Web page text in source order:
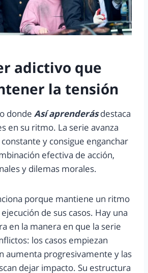
adictivo que
la tensión
donde Así aprenderás destaca
en su ritmo. La serie avanza
y consigue enganchar
efectiva de acción,
y dilemas morales.
porque mantiene un ritmo
de sus casos. Hay una
en la manera en que la serie
los casos empiezan
aumenta progresivamente y las
dejar impacto. Su estructura